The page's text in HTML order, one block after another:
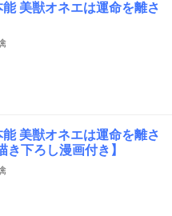
美獣オネエは運命を離さ
美獣オネエは運命を離さ
き下ろし漫画付き】